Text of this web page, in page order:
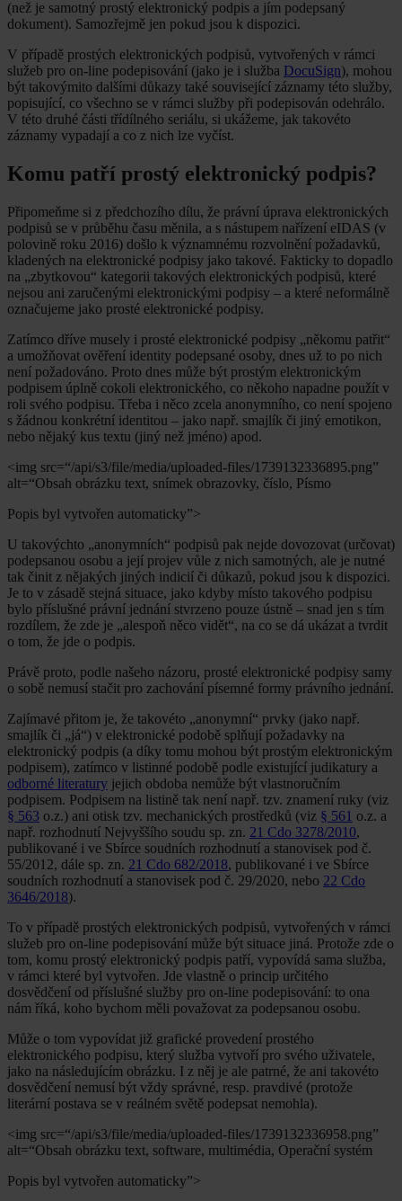
(než je samotný prostý elektronický podpis a jím podepsaný
dokument). Samozřejmě jen pokud jsou k dispozici.
V případě prostých elektronických podpisů, vytvořených v rámci
služeb pro on-line podepisování (jako je i služba DocuSign), mohou
být takovýmito dalšími důkazy také související záznamy této služby,
popisující, co všechno se v rámci služby při podepisován odehrálo.
V této druhé části třídílného seriálu, si ukážeme, jak takovéto
záznamy vypadají a co z nich lze vyčíst.
Komu patří prostý elektronický podpis?
Připomeňme si z předchozího dílu, že právní úprava elektronických
podpisů se v průběhu času měnila, a s nástupem nařízení eIDAS (v
polovině roku 2016) došlo k významnému rozvolnění požadavků,
kladených na elektronické podpisy jako takové. Fakticky to dopadlo
na „zbytkovou“ kategorii takových elektronických podpisů, které
nejsou ani zaručenými elektronickými podpisy – a které neformálně
označujeme jako prosté elektronické podpisy.
Zatímco dříve musely i prosté elektronické podpisy „někomu patřit“
a umožňovat ověření identity podepsané osoby, dnes už to po nich
není požadováno. Proto dnes může být prostým elektronickým
podpisem úplně cokoli elektronického, co někoho napadne použít v
roli svého podpisu. Třeba i něco zcela anonymního, co není spojeno
s žádnou konkrétní identitou – jako např. smajlík či jiný emotikon,
nebo nějaký kus textu (jiný než jméno) apod.
<img src=“/api/s3/file/media/uploaded-files/1739132336895.png”
alt=“Obsah obrázku text, snímek obrazovky, číslo, Písmo
Popis byl vytvořen automaticky”>
U takovýchto „anonymních“ podpisů pak nejde dovozovat (určovat)
podepsanou osobu a její projev vůle z nich samotných, ale je nutné
tak činit z nějakých jiných indicií či důkazů, pokud jsou k dispozici.
Je to v zásadě stejná situace, jako kdyby místo takového podpisu
bylo příslušné právní jednání stvrzeno pouze ústně – snad jen s tím
rozdílem, že zde je „alespoň něco vidět“, na co se dá ukázat a tvrdit
o tom, že jde o podpis.
Právě proto, podle našeho názoru, prosté elektronické podpisy samy
o sobě nemusí stačit pro zachování písemné formy právního jednání.
Zajímavé přitom je, že takovéto „anonymní“ prvky (jako např.
smajlík či „já“) v elektronické podobě splňují požadavky na
elektronický podpis (a díky tomu mohou být prostým elektronickým
podpisem), zatímco v listinné podobě podle existující judikatury a
odborné literatury jejich obdoba nemůže být vlastnoručním
podpisem. Podpisem na listině tak není např. tzv. znamení ruky (viz
§ 563 o.z.) ani otisk tzv. mechanických prostředků (viz § 561 o.z. a
např. rozhodnutí Nejvyššího soudu sp. zn. 21 Cdo 3278/2010,
publikované i ve Sbírce soudních rozhodnutí a stanovisek pod č.
55/2012, dále sp. zn. 21 Cdo 682/2018, publikované i ve Sbírce
soudních rozhodnutí a stanovisek pod č. 29/2020, nebo 22 Cdo
3646/2018).
To v případě prostých elektronických podpisů, vytvořených v rámci
služeb pro on-line podepisování může být situace jiná. Protože zde o
tom, komu prostý elektronický podpis patří, vypovídá sama služba,
v rámci které byl vytvořen. Jde vlastně o princip určitého
dosvědčení od příslušné služby pro on-line podepisování: to ona
nám říká, koho bychom měli považovat za podepsanou osobu.
Může o tom vypovídat již grafické provedení prostého
elektronického podpisu, který služba vytvoří pro svého uživatele,
jako na následujícím obrázku. I z něj je ale patrné, že ani takovéto
dosvědčení nemusí být vždy správné, resp. pravdivé (protože
literární postava se v reálném světě podepsat nemohla).
<img src=“/api/s3/file/media/uploaded-files/1739132336958.png”
alt=“Obsah obrázku text, software, multimédia, Operační systém
Popis byl vytvořen automaticky”>